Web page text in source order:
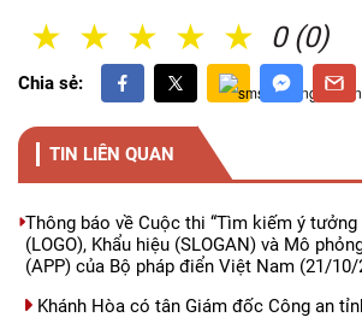
0 (0)
5 Sao
4 Sao
3 Sao
2 Sao
1 Sao
Chia sẻ:
TIN LIÊN QUAN
Thông báo về Cuộc thi “Tìm kiếm ý
(LOGO), Khẩu hiệu (SLOGAN) và Mô
(APP) của Bộ pháp điển Việt Nam(21/10/
Khánh Hòa có tân Giám đốc Công an